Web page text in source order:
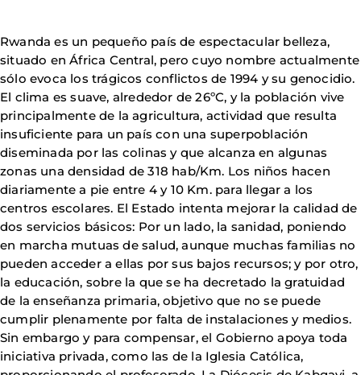
Rwanda es un pequeño país de espectacular belleza,
situado en África Central, pero cuyo nombre actualmente
sólo evoca los trágicos conflictos de 1994 y su genocidio.
El clima es suave, alrededor de 26ºC, y la población vive
principalmente de la agricultura, actividad que resulta
insuficiente para un país con una superpoblación
diseminada por las colinas y que alcanza en algunas
zonas una densidad de 318 hab/Km. Los niños hacen
diariamente a pie entre 4 y 10 Km. para llegar a los
centros escolares. El Estado intenta mejorar la calidad de
dos servicios básicos: Por un lado, la sanidad, poniendo
en marcha mutuas de salud, aunque muchas familias no
pueden acceder a ellas por sus bajos recursos; y por otro,
la educación, sobre la que se ha decretado la gratuidad
de la enseñanza primaria, objetivo que no se puede
cumplir plenamente por falta de instalaciones y medios.
Sin embargo y para compensar, el Gobierno apoya toda
iniciativa privada, como las de la Iglesia Católica,